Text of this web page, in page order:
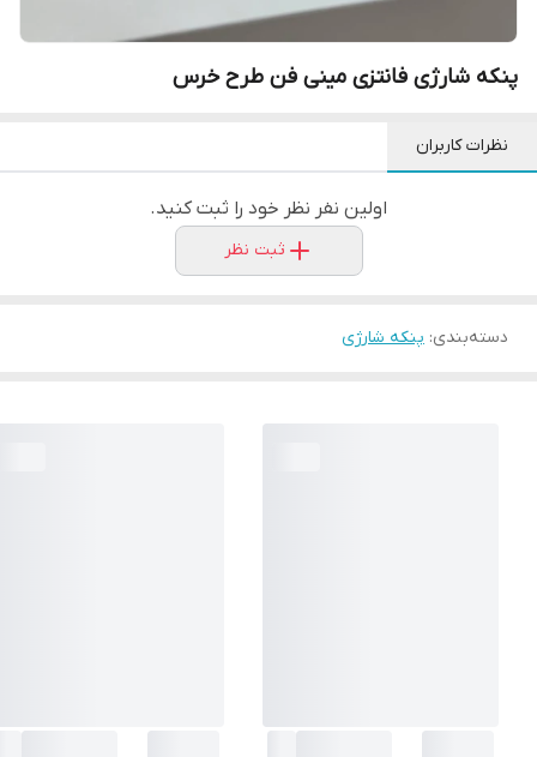
پنکه شارژی فانتزی مینی فن طرح خرس
نظرات کاربران
اولین نفر نظر خود را ثبت کنید.
ثبت نظر
دسته‌بندی: پنکه شارژی